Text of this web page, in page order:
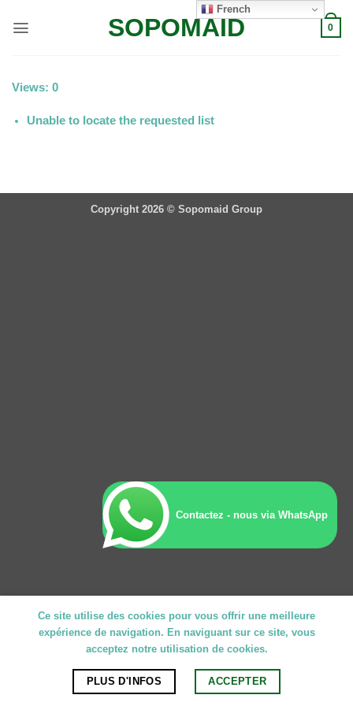
SOPOMAID 0
Views: 0
Unable to locate the requested list
Copyright 2026 © Sopomaid Group
French
Ce site utilise des cookies pour vous offrir une meilleure
expérience de navigation. En naviguant sur ce site, vous
acceptez notre utilisation de cookies.
PLUS D'INFOS ACCEPTER
Contactez - nous via WhatsApp